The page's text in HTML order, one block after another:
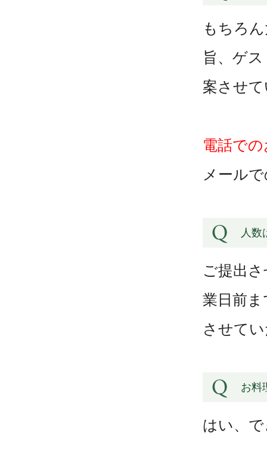
もちろ
旨、ゲ
案させ
電話で
メール
人数
ご提出
業日前
させて
お料
はい、